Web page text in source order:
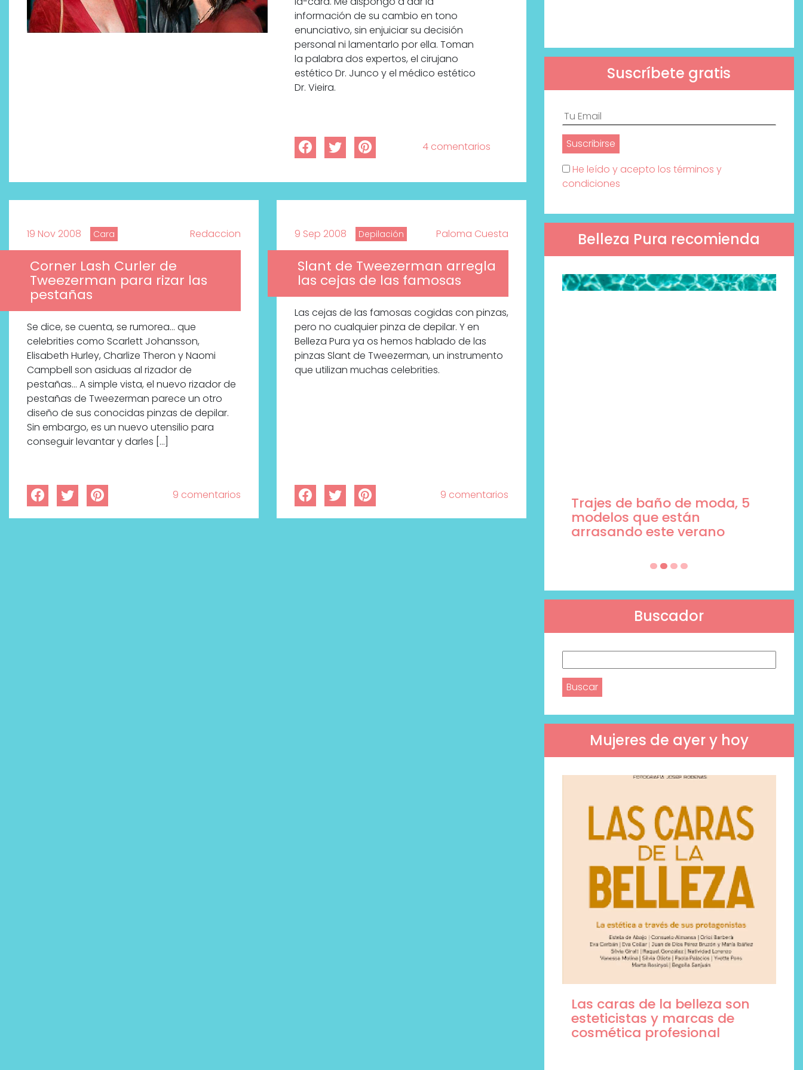
información de su cambio en tono
enunciativo, sin enjuiciar su decisión
personal ni lamentarlo por ella. Toman
la palabra dos expertos, el cirujano
estético Dr. Junco y el médico estético
Dr. Vieira.
4 comentarios
19 Nov 2008 Cara Redaccion
Corner Lash Curler de
Tweezerman para rizar las
pestañas
Se dice, se cuenta, se rumorea… que
celebrities como Scarlett Johansson,
Elisabeth Hurley, Charlize Theron y Naomi
Campbell son asiduas al rizador de
pestañas… A simple vista, el nuevo rizador de
pestañas de Tweezerman parece un otro
diseño de sus conocidas pinzas de depilar.
Sin embargo, es un nuevo utensilio para
conseguir levantar y darles […]
9 comentarios
9 Sep 2008 Depilación Paloma Cuesta
Slant de Tweezerman arregla
las cejas de las famosas
Las cejas de las famosas cogidas con pinzas,
pero no cualquier pinza de depilar. Y en
Belleza Pura ya os hemos hablado de las
pinzas Slant de Tweezerman, un instrumento
que utilizan muchas celebrities.
9 comentarios
Suscríbete gratis
He leído y acepto los términos y
condiciones
Belleza Pura recomienda
Descubre cómo la cosmética
profesional va desde las
Por qué los bálsamos de CBD
tópico se han convertido en
Trajes de baño de moda, 5
modelos que están
arrasando este verano
Buscador
Mujeres de ayer y hoy
Las caras de la belleza son
esteticistas y marcas de
cosmética profesional